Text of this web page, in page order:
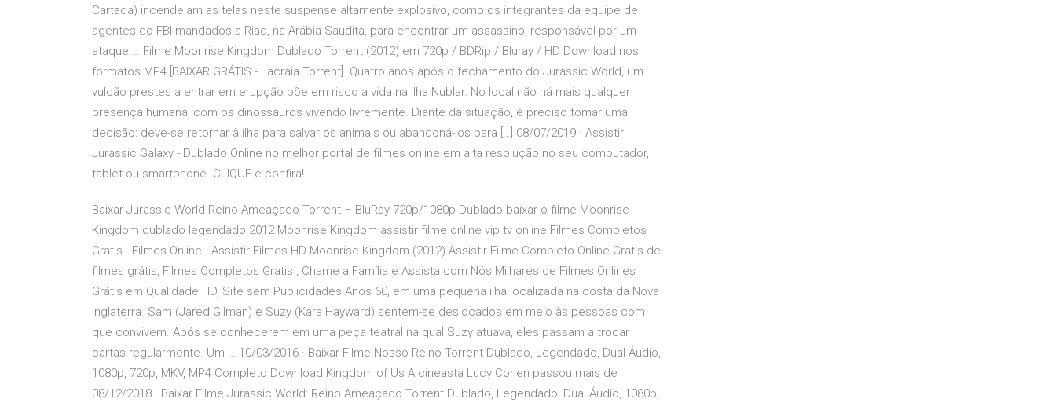
Cartada) incendeiam as telas neste suspense altamente explosivo, como os integrantes da equipe de
agentes do FBI mandados a Riad, na Arábia Saudita, para encontrar um assassino, responsável por um
ataque … Filme Moonrise Kingdom Dublado Torrent (2012) em 720p / BDRip / Bluray / HD Download nos
formatos MP4 [BAIXAR GRÁTIS - Lacraia Torrent]. Quatro anos após o fechamento do Jurassic World, um
vulcão prestes a entrar em erupção põe em risco a vida na ilha Nublar. No local não há mais qualquer
presença humana, com os dinossauros vivendo livremente. Diante da situação, é preciso tomar uma
decisão: deve-se retornar à ilha para salvar os animais ou abandoná-los para […] 08/07/2019 · Assistir
Jurassic Galaxy - Dublado Online no melhor portal de filmes online em alta resolução no seu computador,
tablet ou smartphone. CLIQUE e confira!
Baixar Jurassic World Reino Ameaçado Torrent – BluRay 720p/1080p Dublado baixar o filme Moonrise
Kingdom dublado legendado 2012 Moonrise Kingdom assistir filme online vip tv online Filmes Completos
Gratis - Filmes Online - Assistir Filmes HD Moonrise Kingdom (2012) Assistir Filme Completo Online Grátis de
filmes grátis, Filmes Completos Gratis , Chame a Família e Assista com Nós Milhares de Filmes Onlines
Grátis em Qualidade HD, Site sem Publicidades Anos 60, em uma pequena ilha localizada na costa da Nova
Inglaterra. Sam (Jared Gilman) e Suzy (Kara Hayward) sentem-se deslocados em meio às pessoas com
que convivem. Após se conhecerem em uma peça teatral na qual Suzy atuava, eles passam a trocar
cartas regularmente. Um … 10/03/2016 · Baixar Filme Nosso Reino Torrent Dublado, Legendado, Dual Áudio,
1080p, 720p, MKV, MP4 Completo Download Kingdom of Us A cineasta Lucy Cohen passou mais de
08/12/2018 · Baixar Filme Jurassic World: Reino Ameaçado Torrent Dublado, Legendado, Dual Áudio, 1080p,